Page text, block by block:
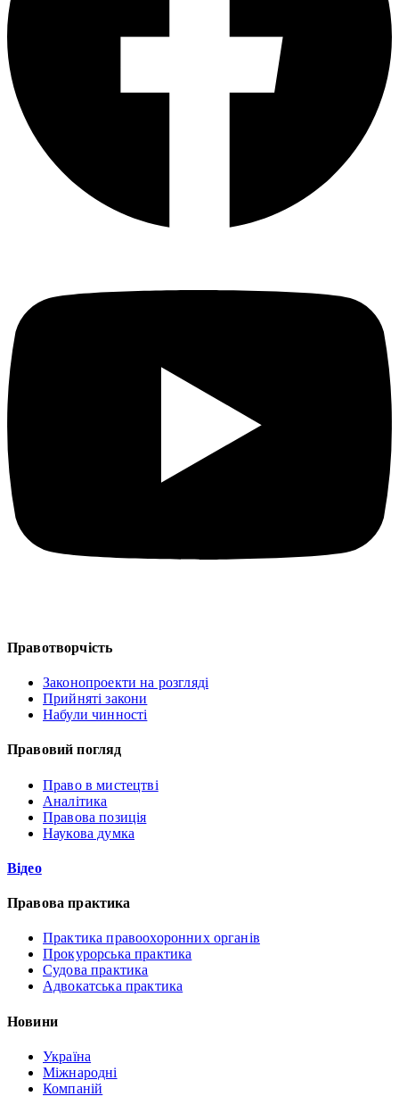
Правотворчість
Законопроекти на розгляді
Прийняті закони
Набули чинності
Правовий погляд
Право в мистецтві
Аналітика
Правова позиція
Наукова думка
Відео
Правова практика
Практика правоохоронних органів
Прокурорська практика
Судова практика
Адвокатська практика
Новини
Україна
Міжнародні
Компаній